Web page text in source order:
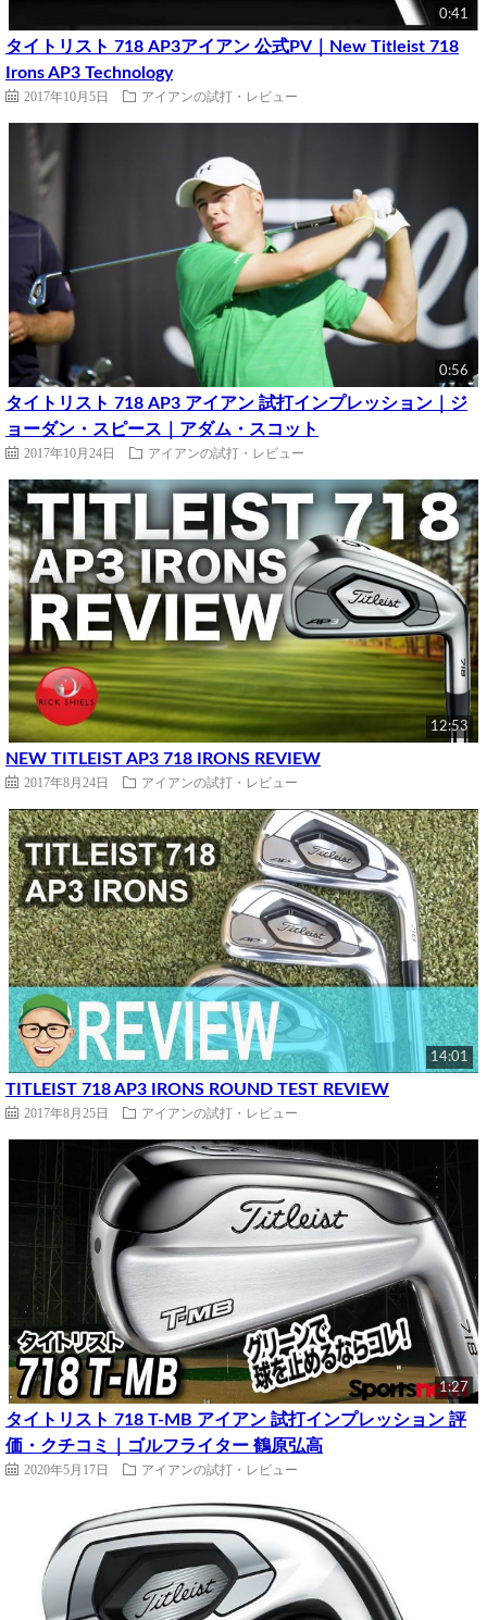
0:41
タイトリスト 718 AP3アイアン 公式PV｜New Titleist 718
Irons AP3 Technology
2017年10月5日 アイアンの試打・レビュー
0:56
タイトリスト 718 AP3 アイアン 試打インプレッション｜ジ
ョーダン・スピース｜アダム・スコット
2017年10月24日 アイアンの試打・レビュー
12:53
NEW TITLEIST AP3 718 IRONS REVIEW
2017年8月24日 アイアンの試打・レビュー
14:01
TITLEIST 718 AP3 IRONS ROUND TEST REVIEW
2017年8月25日 アイアンの試打・レビュー
1:27
タイトリスト 718 T-MB アイアン 試打インプレッション 評
価・クチコミ｜ゴルフライター 鶴原弘高
2020年5月17日 アイアンの試打・レビュー